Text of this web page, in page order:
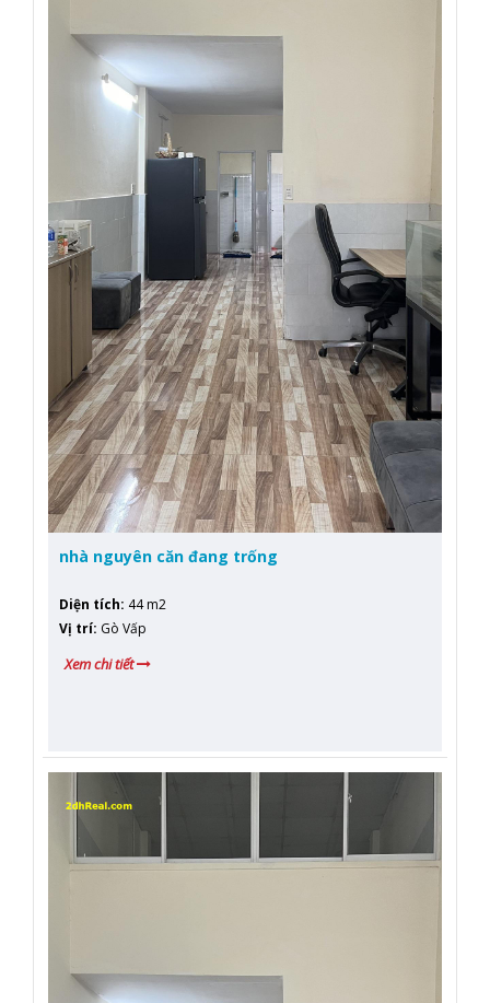
nhà nguyên căn đang trống
Diện tích: 44 m2
Vị trí: Gò Vấp
Xem chi tiết